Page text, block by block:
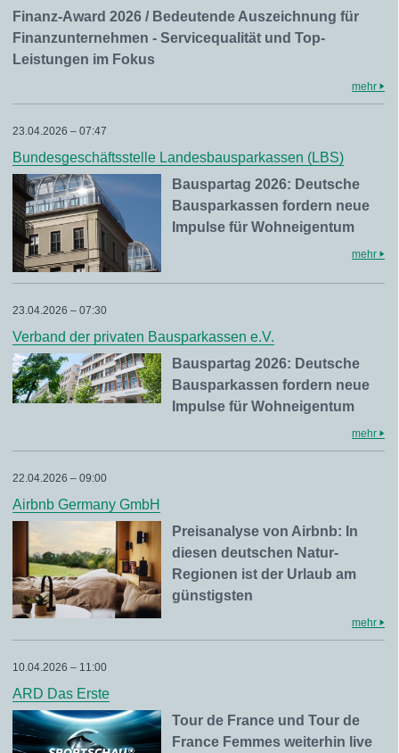
Finanz-Award 2026 / Bedeutende Auszeichnung für
Finanzunternehmen - Servicequalität und Top-
Leistungen im Fokus
mehr
23.04.2026 – 07:47
Bundesgeschäftsstelle Landesbausparkassen (LBS)
Bauspartag 2026: Deutsche
Bausparkassen fordern neue
Impulse für Wohneigentum
mehr
23.04.2026 – 07:30
Verband der privaten Bausparkassen e.V.
Bauspartag 2026: Deutsche
Bausparkassen fordern neue
Impulse für Wohneigentum
mehr
22.04.2026 – 09:00
Airbnb Germany GmbH
Preisanalyse von Airbnb: In
diesen deutschen Natur-
Regionen ist der Urlaub am
günstigsten
mehr
10.04.2026 – 11:00
ARD Das Erste
Tour de France und Tour de
France Femmes weiterhin live